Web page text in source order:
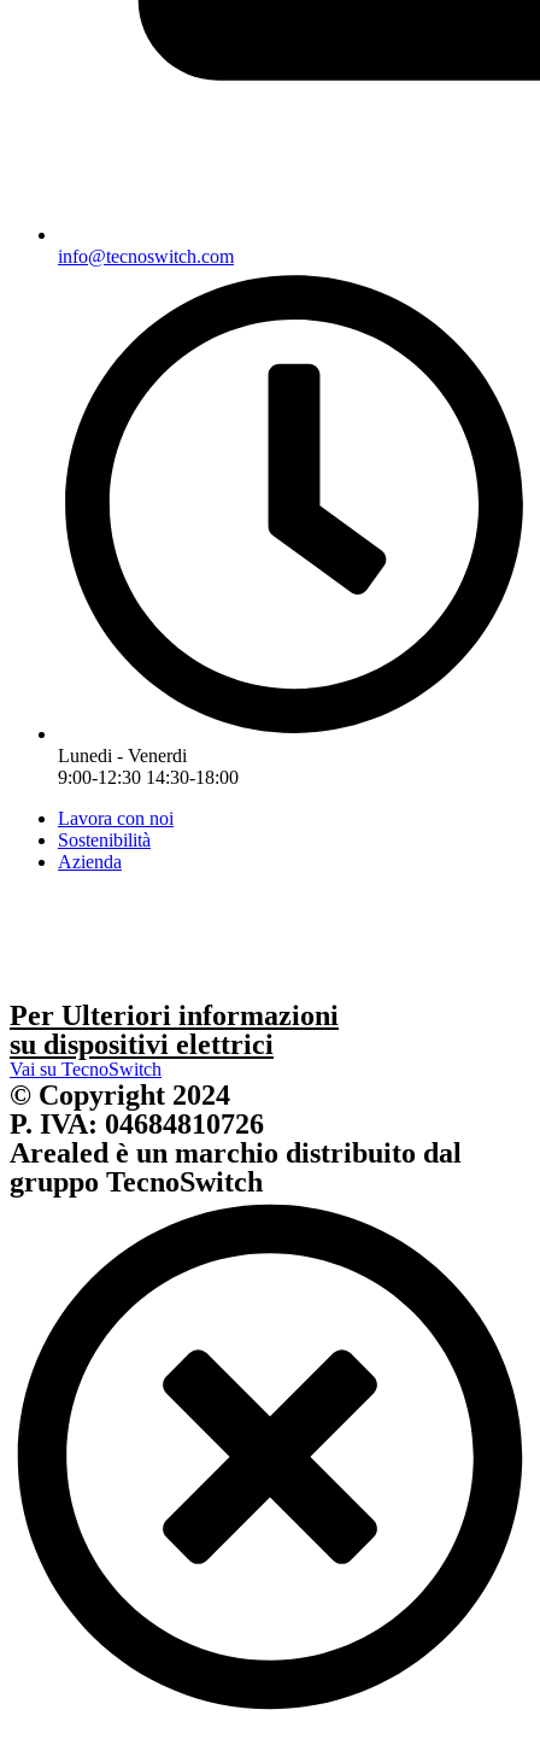
info@tecnoswitch.com
Lunedi - Venerdi
9:00-12:30 14:30-18:00
Lavora con noi
Sostenibilità
Azienda
Per Ulteriori informazioni
su dispositivi elettrici
Vai su TecnoSwitch
© Copyright 2024
P. IVA: 04684810726
Arealed è un marchio distribuito dal
gruppo TecnoSwitch